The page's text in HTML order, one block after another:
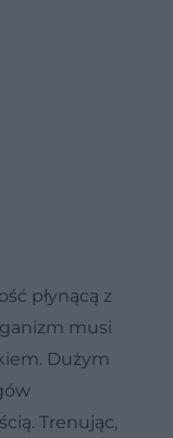
płynącą z
musi
Dużym
Trenując,